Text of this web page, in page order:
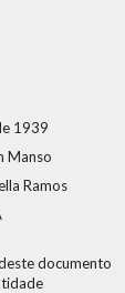
1939
Manso
Ramos
documento